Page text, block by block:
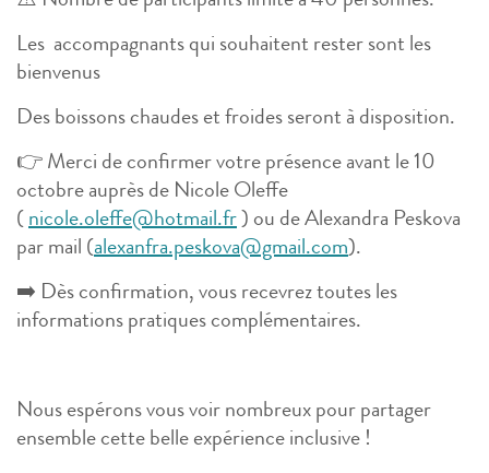
Les accompagnants qui souhaitent rester sont les
bienvenus
Des boissons chaudes et froides seront à disposition.
👉 Merci de confirmer votre présence avant le 10
octobre auprès de Nicole Oleffe
( nicole.oleffe@hotmail.fr ) ou de Alexandra Peskova
par mail (alexanfra.peskova@gmail.com).
➡️ Dès confirmation, vous recevrez toutes les
informations pratiques complémentaires.
Nous espérons vous voir nombreux pour partager
ensemble cette belle expérience inclusive !